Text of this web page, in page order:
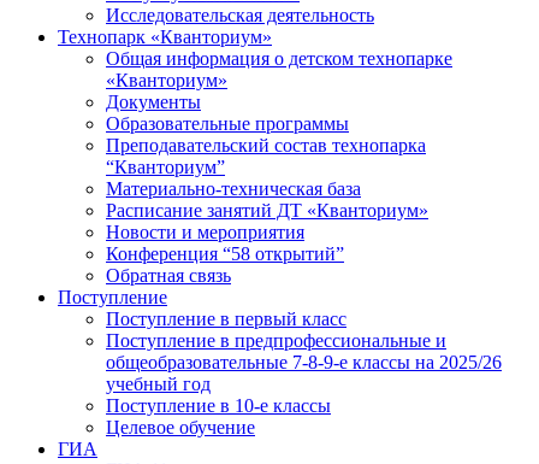
Исследовательская деятельность
Технопарк «Кванториум»
Общая информация о детском технопарке
«Кванториум»
Документы
Образовательные программы
Преподавательский состав технопарка
“Кванториум”
Материально-техническая база
Расписание занятий ДТ «Кванториум»
Новости и мероприятия
Конференция “58 открытий”
Обратная связь
Поступление
Поступление в первый класс
Поступление в предпрофессиональные и
общеобразовательные 7-8-9-е классы на 2025/26
учебный год
Поступление в 10-е классы
Целевое обучение
ГИА